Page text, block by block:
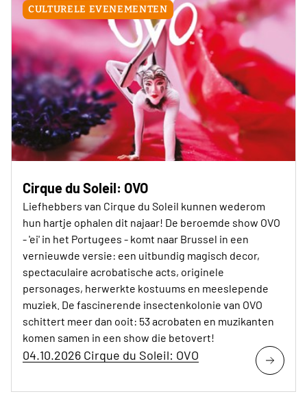
CULTURELE EVENEMENTEN
Cirque du Soleil: OVO
Liefhebbers van Cirque du Soleil kunnen wederom
hun hartje ophalen dit najaar! De beroemde show OVO
- 'ei' in het Portugees - komt naar Brussel in een
vernieuwde versie: een uitbundig magisch decor,
spectaculaire acrobatische acts, originele
personages, herwerkte kostuums en meeslepende
muziek. De fascinerende insectenkolonie van OVO
schittert meer dan ooit: 53 acrobaten en muzikanten
komen samen in een show die betovert!
04.10.2026 Cirque du Soleil: OVO